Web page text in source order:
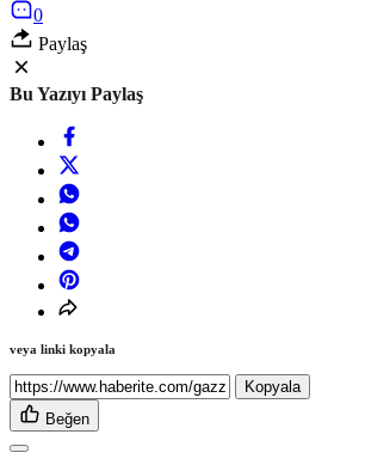
0
Paylaş
Bu Yazıyı Paylaş
veya linki kopyala
Kopyala
Beğen